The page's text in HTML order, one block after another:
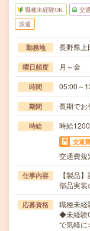
職種未経験OK 交
派遣
勤務地 長野県上
曜日頻度 月～金
時間 05:00～
期間 長期でお
時給 時給
交通費
交通費規
仕事内容
【製品
部品実
応募資格
職種未経
◆未経験
で気軽